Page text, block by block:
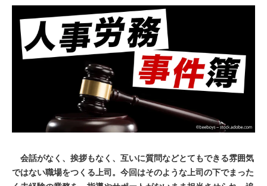
会話がなく、挨拶もなく、互いに質問などとてもできる雰囲気
ではない職場をつくる上司。今回はそのような上司の下でまった